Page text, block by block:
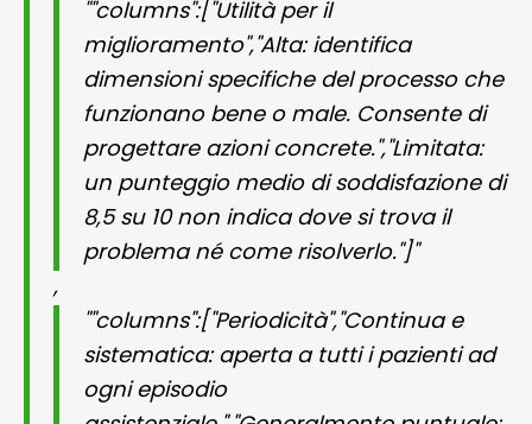
""columns":["Utilità per il
miglioramento","Alta: identifica
dimensioni specifiche del processo che
funzionano bene o male. Consente di
progettare azioni concrete.","Limitata:
un punteggio medio di soddisfazione di
8,5 su 10 non indica dove si trova il
problema né come risolverlo."]"
,
""columns":["Periodicità","Continua e
sistematica: aperta a tutti i pazienti ad
ogni episodio